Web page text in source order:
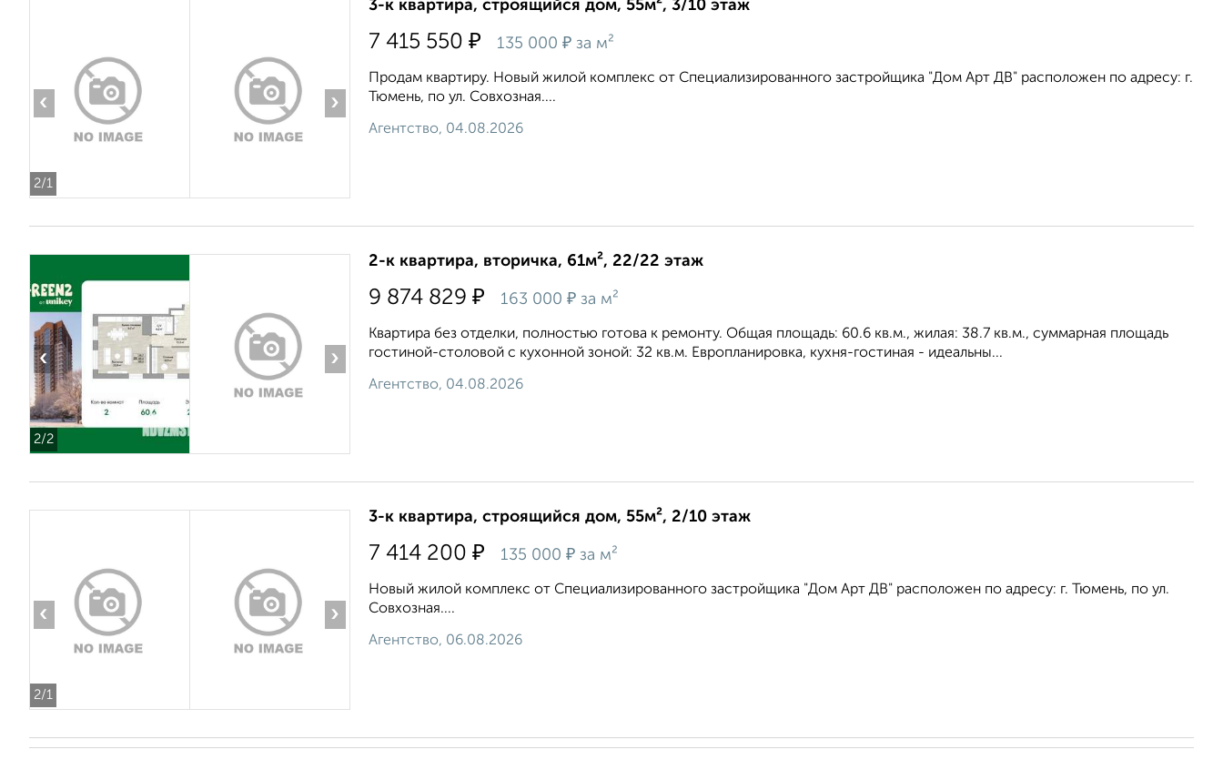
2/1
‹ ›
3-к квартира, строящийся дом, 55м², 3/10 этаж
7 415 550 ₽ 135 000 ₽ за м²
Продам квартиру. Новый жилой комплекс от Специализированного застройщика "Дом Арт ДВ" расположен по адресу: г.
Тюмень, по ул. Совхозная....
Агентство, 04.08.2026
2/2
‹ ›
2-к квартира, вторичка, 61м², 22/22 этаж
9 874 829 ₽ 163 000 ₽ за м²
Квартира без отделки, полностью готова к ремонту. Общая площадь: 60.6 кв.м., жилая: 38.7 кв.м., суммарная площадь
гостиной-столовой с кухонной зоной: 32 кв.м. Европланировка, кухня-гостиная - идеальны...
Агентство, 04.08.2026
2/1
‹ ›
3-к квартира, строящийся дом, 55м², 2/10 этаж
7 414 200 ₽ 135 000 ₽ за м²
Новый жилой комплекс от Специализированного застройщика "Дом Арт ДВ" расположен по адресу: г. Тюмень, по ул.
Совхозная....
Агентство, 06.08.2026